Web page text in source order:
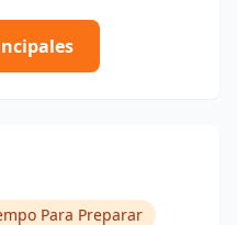
Para Preparar